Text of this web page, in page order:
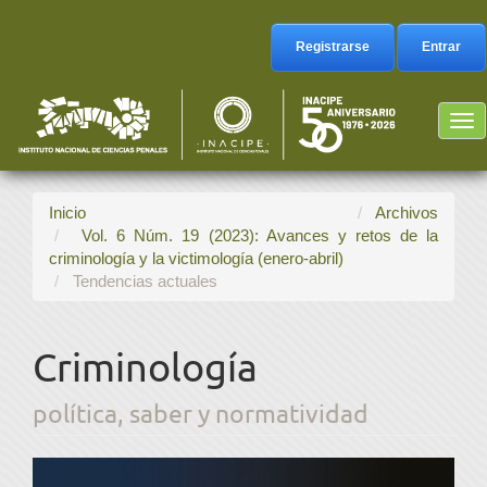
Barra
lateral
Registrarse Entrar
Inicio
Archivos
Vol. 6 Núm. 19 (2023): Avances y retos de la
criminología y la victimología (enero-abril)
Tendencias actuales
Criminología
política, saber y normatividad